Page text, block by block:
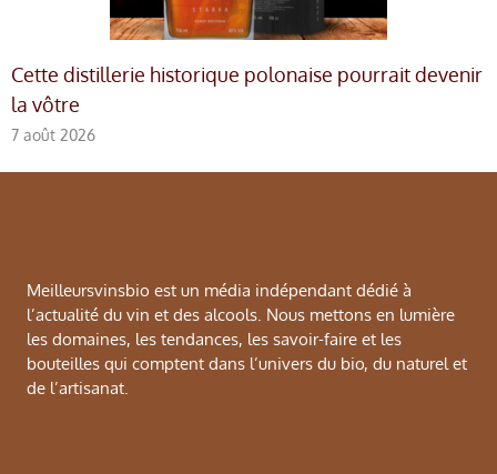
Cette distillerie historique polonaise pourrait devenir
la vôtre
7 août 2026
Meilleursvinsbio est un média indépendant dédié à
l’actualité du vin et des alcools. Nous mettons en lumière
les domaines, les tendances, les savoir-faire et les
bouteilles qui comptent dans l’univers du bio, du naturel et
de l’artisanat.